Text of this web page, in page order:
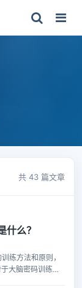
共 43 篇文章
什么？
练方法和原则，
大脑密码训练的